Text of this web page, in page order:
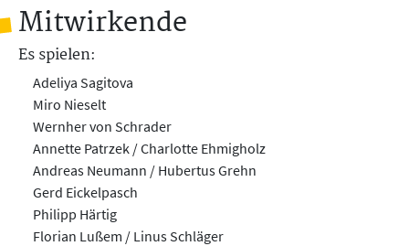
Mitwirkende
Es spielen:
Adeliya Sagitova
Miro Nieselt
Wernher von Schrader
Annette Patrzek / Charlotte Ehmigholz
Andreas Neumann / Hubertus Grehn
Gerd Eickelpasch
Philipp Härtig
Florian Lußem / Linus Schläger